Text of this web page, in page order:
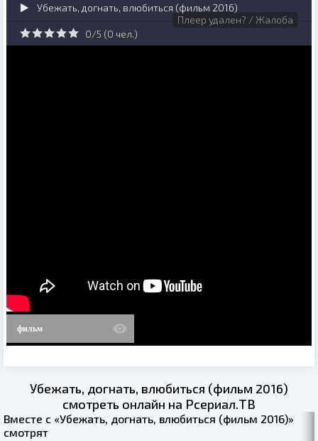
Убежать, догнать, влюбиться (фильм 2016)
Плеер удален? / Жалоба
0/5 (0 чел.)
фильм
Убежать, догнать, влюбиться (фильм 2016)
смотреть онлайн на Рсериал.ТВ
Вместе с «Убежать, догнать, влюбиться (фильм 2016)»
смотрят